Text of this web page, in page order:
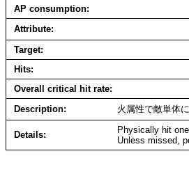
AP consumption
Attribute
Target
Hits
Overall critical hit rate
Description
火属性で敵単体
Details
Physically hit
Unless missed,